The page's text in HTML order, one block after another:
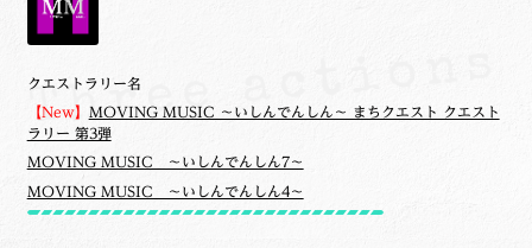
クエストラリー名
【New】 MOVING MUSIC ～いしんでんしん～ まちクエスト クエスト
ラリー 第3弾
MOVING MUSIC ～いしんでんしん7～
MOVING MUSIC ～いしんでんしん4～